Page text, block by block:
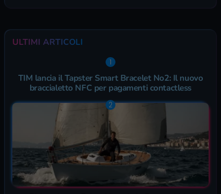
ULTIMI ARTICOLI
TIM lancia il Tapster Smart Bracelet No2: Il nuovo
braccialetto NFC per pagamenti contactless